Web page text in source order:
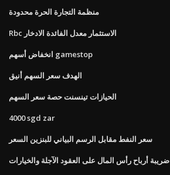
منظمة التجارة الحرة محدودة
Rbc الاستثمار معدل الفائدة الادخار
انخفاض أسهم gamestop
الهدف سعر السهم أنيق
الحيازات تينسنت حصة سعر السهم
4000 sgd zar
سعر النفط مقابل الرسم البياني للبنزين السعر
ضريبة أرباح رأس المال على العقود الآجلة والخيارات